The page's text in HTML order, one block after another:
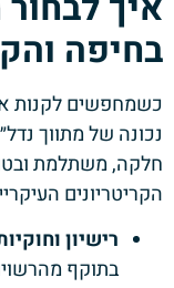
בחיפה
כשמחפשים לקנות
נכונה של מתווך
חלקה, משתלמת
הקריטריונים
רישיון
בתוקף